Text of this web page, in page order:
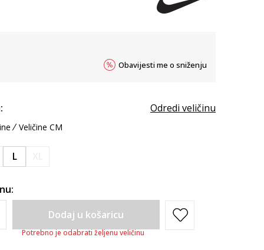
Obavijesti me o sniženju
Odredi veličinu
Veličine CM
L
Dodaj u košaricu
Potrebno je odabrati željenu veličinu